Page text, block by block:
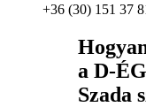
+36 (30) 151 37
a D-
Szada